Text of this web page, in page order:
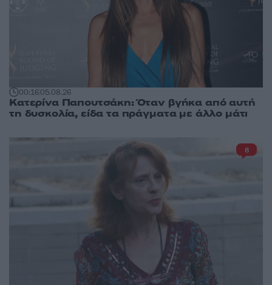
00:1605.08.26
Κατερίνα Παπουτσάκη: Όταν βγήκα από αυτή
τη δυσκολία, είδα τα πράγματα με άλλο μάτι
8